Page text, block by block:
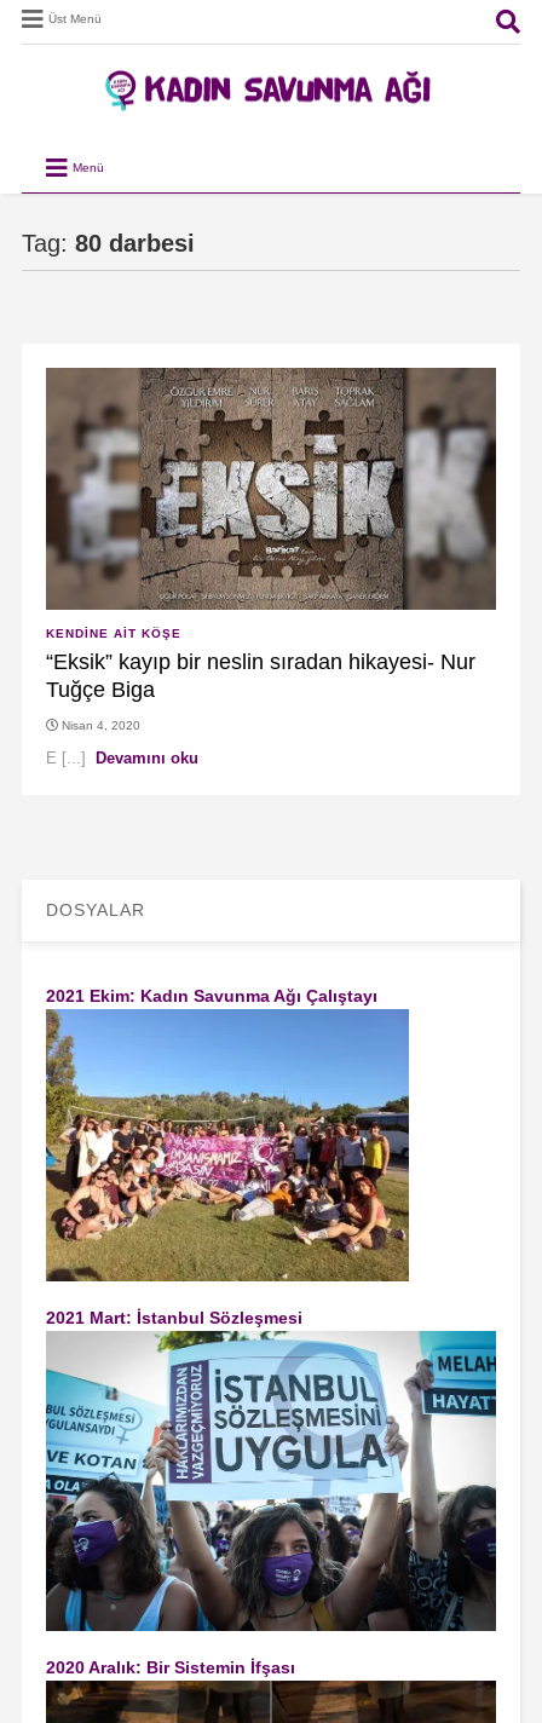
Üst Menü
Menü
Tag: 80 darbesi
KENDINE AIT KÖŞE
“Eksik” kayıp bir neslin sıradan hikayesi- Nur
Tuğçe Biga
Nisan 4, 2020
E [...] Devamını oku
DOSYALAR
2021 Ekim: Kadın Savunma Ağı Çalıştayı
2021 Mart: İstanbul Sözleşmesi
2020 Aralık: Bir Sistemin İfşası